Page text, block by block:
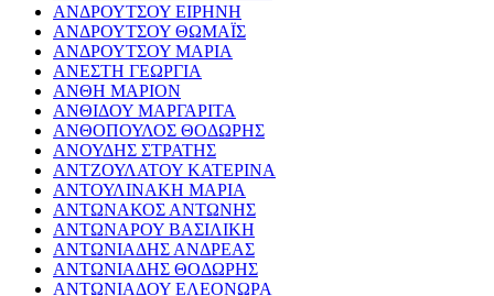
ΑΝΔΡΟΥΤΣΟΥ ΕΙΡΗΝΗ
ΑΝΔΡΟΥΤΣΟΥ ΘΩΜΑΪΣ
ΑΝΔΡΟΥΤΣΟΥ ΜΑΡΙΑ
ΑΝΕΣΤΗ ΓΕΩΡΓΙΑ
ΑΝΘΗ ΜΑΡΙΟΝ
ΑΝΘΙΔΟΥ ΜΑΡΓΑΡΙΤΑ
ΑΝΘΟΠΟΥΛΟΣ ΘΟΔΩΡΗΣ
ΑΝΟΥΔΗΣ ΣΤΡΑΤΗΣ
ΑΝΤΖΟΥΛΑΤΟΥ ΚΑΤΕΡΙΝΑ
ΑΝΤΟΥΛΙΝΑΚΗ ΜΑΡΙΑ
ΑΝΤΩΝΑΚΟΣ ΑΝΤΩΝΗΣ
ΑΝΤΩΝΑΡΟΥ ΒΑΣΙΛΙΚΗ
ΑΝΤΩΝΙΑΔΗΣ ΑΝΔΡΕΑΣ
ΑΝΤΩΝΙΑΔΗΣ ΘΟΔΩΡΗΣ
ΑΝΤΩΝΙΑΔΟΥ ΕΛΕΟΝΩΡΑ